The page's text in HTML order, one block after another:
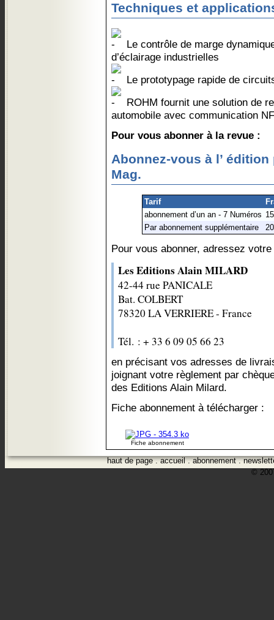
Techniques et
Le contrôle de marge
d’éclairage industrielles
Le prototypage rapide de
ROHM fournit une solution de
automobile avec communication
Pour vous abonner à la revue :
Abonnez-vous à l’
Mag.
Tarif
abonnement d’un an - 7 Numéros
Par abonnement supplémentaire
Pour vous abonner, adressez
Les Editions Alain MILARD
42-44 rue PANICALE
Bat. COLBERT
78320 LA VERRIERE - France
Tél. : + 33 6 09 05 66 23
en précisant vos adresses de
joignant votre règlement par
des Editions Alain Milard.
Fiche abonnement à télécharger :
Fiche abonnement
haut de page.accueil.abonnement.
©